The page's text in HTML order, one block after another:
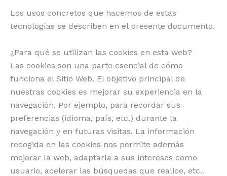
Los usos concretos que hacemos de estas
tecnologías se describen en el presente documento.
¿Para qué se utilizan las cookies en esta web?
Las cookies son una parte esencial de cómo
funciona el Sitio Web. El objetivo principal de
nuestras cookies es mejorar su experiencia en la
navegación. Por ejemplo, para recordar sus
preferencias (idioma, país, etc.) durante la
navegación y en futuras visitas. La información
recogida en las cookies nos permite además
mejorar la web, adaptarla a sus intereses como
usuario, acelerar las búsquedas que realice, etc..